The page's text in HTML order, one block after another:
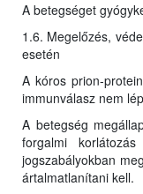
A betegséget
1.6. Megelőzés,
esetén
A kóros prion-
immunválasz nem
A betegség
forgalmi
jogszabályokban
ártalmatlanítani kell.